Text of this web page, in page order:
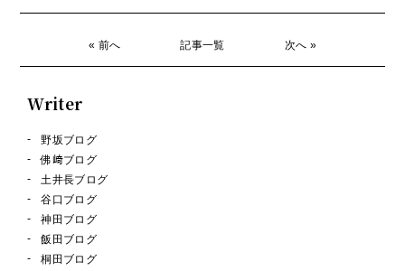
« 前へ 記事一覧 次へ »
Writer
野坂ブログ
佛﨑ブログ
土井長ブログ
谷口ブログ
神田ブログ
飯田ブログ
桐田ブログ